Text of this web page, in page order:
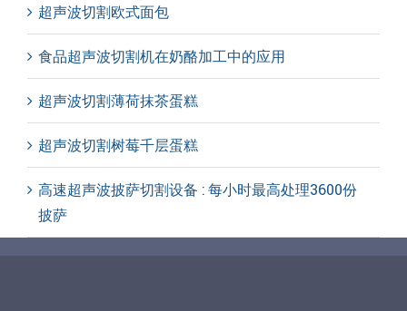
超声波切割欧式面包
食品超声波切割机在奶酪加工中的应用
超声波切割薄荷抹茶蛋糕
超声波切割树莓千层蛋糕
高速超声波披萨切割设备 : 每小时最高处理3600份
披萨